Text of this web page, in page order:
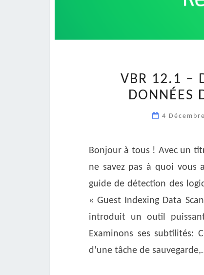
VBR 12.1 –
DONNÉES
4
Bonjour à tous ! Avec un
ne savez pas à quoi vous
guide de détection des
« Guest Indexing Data
introduit un outil
Examinons ses subtilités:
d’une tâche de